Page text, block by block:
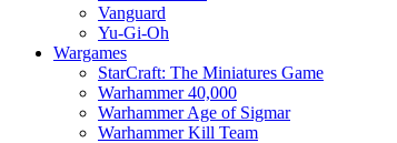
Vanguard
Yu-Gi-Oh
Wargames
StarCraft: The Miniatures Game
Warhammer 40,000
Warhammer Age of Sigmar
Warhammer Kill Team